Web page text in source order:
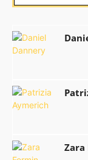
Zara